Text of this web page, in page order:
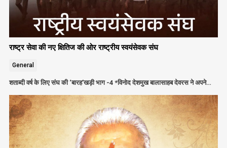
राष्ट्र सेवा की नए क्षितिज की ओर राष्ट्रीय स्वयंसेवक संघ
General
शताब्दी वर्ष के लिए संघ की ‘बारह’खड़ी भाग -4 *विनोद देशमुख बालासाहब देवरस ने अपने…